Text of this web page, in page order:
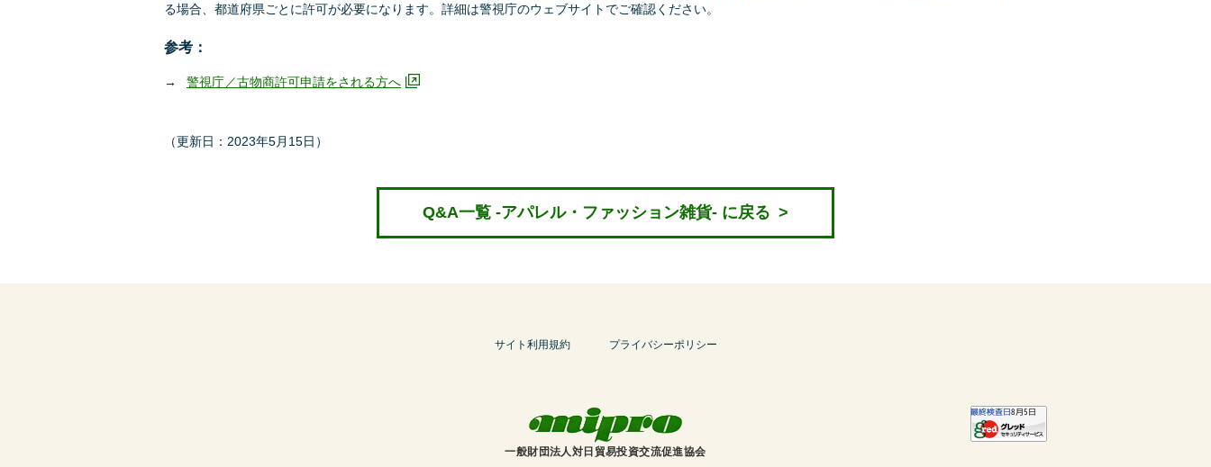
る場合、都道府県ごとに許可が必要になります。詳細は警視庁のウェブサイトでご確認ください。
参考：
警視庁／古物商許可申請をされる方へ
（更新日：2023年5月15日）
Q&A一覧 -アパレル・ファッション雑貨- に戻る >
サイト利用規約 プライバシーポリシー
一般財団法人対日貿易投資交流促進協会